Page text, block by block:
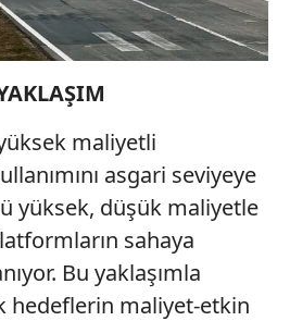
maliyetli
asgari seviyeye
yüksek, düşük maliyetle
sahaya
Bu yaklaşımla
hedeflerin maliyet-etkin